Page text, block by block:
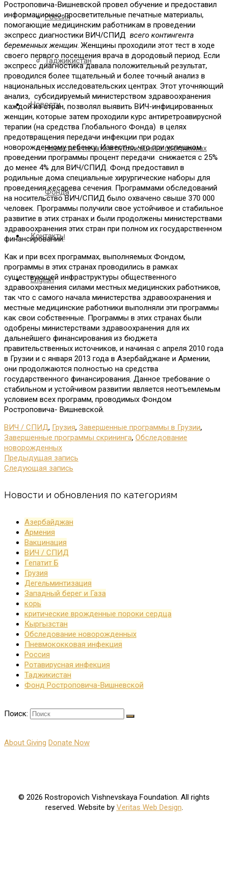
Россия
Таджикистан
Новости
Новости в печати и публикации о программах
Фонда
Контакты
English
Ростроповича-Вишневской провел обучение и предоставил
информационно-просветительные печатные материалы,
помогающие медицинским работникам в проведении
экспресс диагностики ВИЧ/СПИД всего контингента
беременных женщин. Женщины проходили этот тест в ходе
своего первого посещения врача в дородовый период. Если
экспресс диагностика давала положительный результат,
проводился более тщательный и более точный анализ в
национальных исследовательских центрах. Этот уточняющий
анализ, субсидируемый министерством здравоохранения
каждой из стран, позволял выявить ВИЧ-инфицированных
женщин, которые затем проходили курс антиретроавирусной
терапии (на средства Глобального Фонда) в целях
предотвращения передачи инфекции при родах
новорожденному ребенку. Известно, что при успешном
проведении программы процент передачи снижается с 25%
до менее 4% для ВИЧ/СПИД. Фонд предоставил в
родильные дома специальные хирургические наборы для
проведения кесарева сечения. Программами обследований
на носительство ВИЧ/СПИД было охвачено свыше 370 000
человек. Программы получили свое устойчивое и стабильное
развитие в этих странах и были продолжены министерствами
здравоохранения этих стран при полном их государственном
финансировании.
Как и при всех программах, выполняемых Фондом,
программы в этих странах проводились в рамках
существующей инфраструктуры общественного
здравоохранения силами местных медицинских работников,
так что с самого начала министерства здравоохранения и
местные медицинские работники выполняли эти программы
как свои собственные. Программы в этих странах были
одобрены министерствами здравоохранения для их
дальнейшего финансирования из бюджета
правительственных источников, и начиная с апреля 2010 года
в Грузии и с января 2013 года в Азербайджане и Армении,
они продолжаются полностью на средства
государственного финансирования. Данное требование о
стабильном и устойчивом развитии является неотъемлемым
условием всех программ, проводимых Фондом
Ростроповича- Вишневской.
ВИЧ / СПИД, Грузия, Завершенные программы в Грузии,
Завершенные программы скрининга, Обследование
новорожденных
Предыдущая запись
Следующая запись
Новости и обновления по категориям
Азербайджан
Армения
Вакцинация
ВИЧ / СПИД
Гепатит Б
Грузия
Дегельминтизация
Западный берег и Газа
корь
критические врожденные пороки сердца
Кыргызстан
Обследование новорожденных
Пневмококковая инфекция
Россия
Ротавирусная инфекция
Таджикистан
Фонд Ростроповича-Вишневской
Поиск:
About Giving Donate Now
© 2026 Rostropovich Vishnevskaya Foundation. All rights
reserved. Website by Veritas Web Design.